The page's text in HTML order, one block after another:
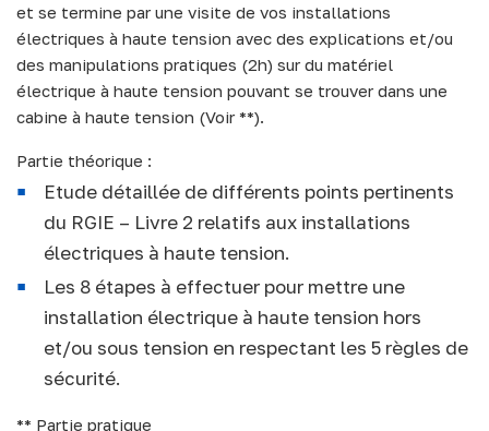
et se termine par une visite de vos installations
électriques à haute tension avec des explications et/ou
des manipulations pratiques (2h) sur du matériel
électrique à haute tension pouvant se trouver dans une
cabine à haute tension (Voir **).
Partie théorique :
Etude détaillée de différents points pertinents
du RGIE – Livre 2 relatifs aux installations
électriques à haute tension.
Les 8 étapes à effectuer pour mettre une
installation électrique à haute tension hors
et/ou sous tension en respectant les 5 règles de
sécurité.
** Partie pratique